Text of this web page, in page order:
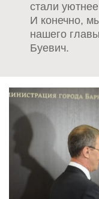
стали
И конечно,
нашего
Буевич.